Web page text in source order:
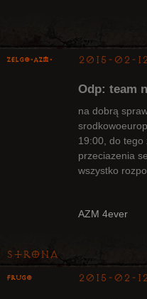
ZelgO-AZM- 2015-02-
Odp: team
na dobrą
19:00, do tego
przeciazenia
wszystko
AZM 4ever
Strona
Frugo 2015-02-